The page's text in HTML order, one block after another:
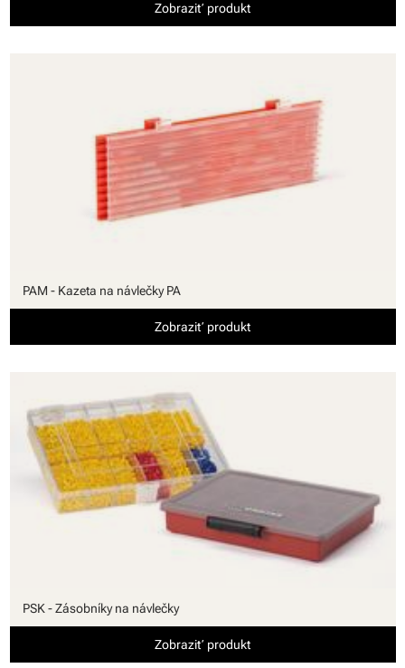
Zobraziť produkt
PAM - Kazeta na návlečky PA
Zobraziť produkt
PSK - Zásobníky na návlečky
Zobraziť produkt